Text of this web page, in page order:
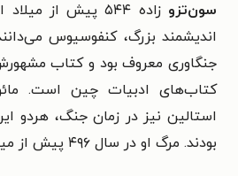
سون‌تزو
زاده ۵۴۴ پیش از
اندیشمند بزرگ، کنفوسیوس
جنگاوری معروف بود و کتاب
کتاب‌های ادبیات چین است.
استالین نیز در زمان جنگ، هردو
بودند. مرگ او در سال ۴۹۶ پیش از میلاد اتفاق افتاده است.